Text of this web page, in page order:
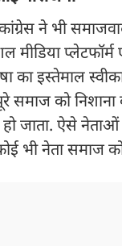
ने भी
मीडिया
का इस्तेमाल
समाज को
जाता. ऐसे
भी नेता समाज